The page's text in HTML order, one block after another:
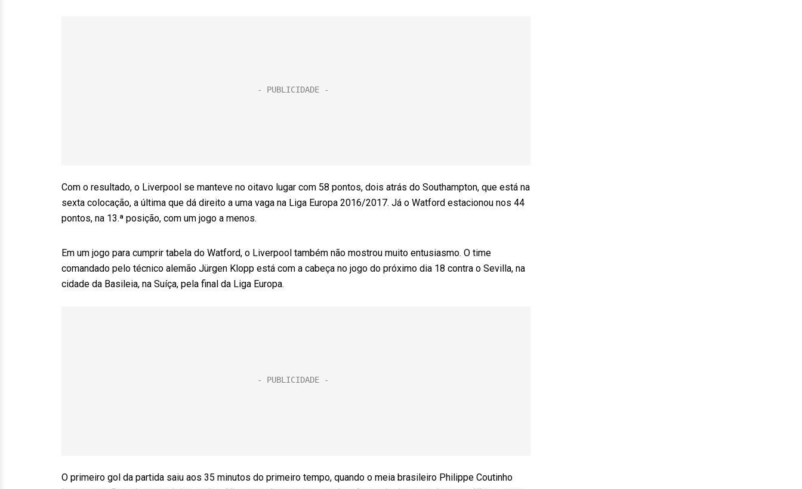
Com o resultado, o Liverpool se manteve no oitavo lugar com 58 pontos, dois atrás do Southampton, que está na
sexta colocação, a última que dá direito a uma vaga na Liga Europa 2016/2017. Já o Watford estacionou nos 44
pontos, na 13.ª posição, com um jogo a menos.
Em um jogo para cumprir tabela do Watford, o Liverpool também não mostrou muito entusiasmo. O time
comandado pelo técnico alemão Jürgen Klopp está com a cabeça no jogo do próximo dia 18 contra o Sevilla, na
cidade da Basileia, na Suíça, pela final da Liga Europa.
O primeiro gol da partida saiu aos 35 minutos do primeiro tempo, quando o meia brasileiro Philippe Coutinho